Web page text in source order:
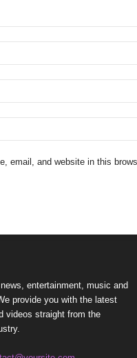
email, and website in this
entertainment, music and
provide you with the latest
videos straight from the